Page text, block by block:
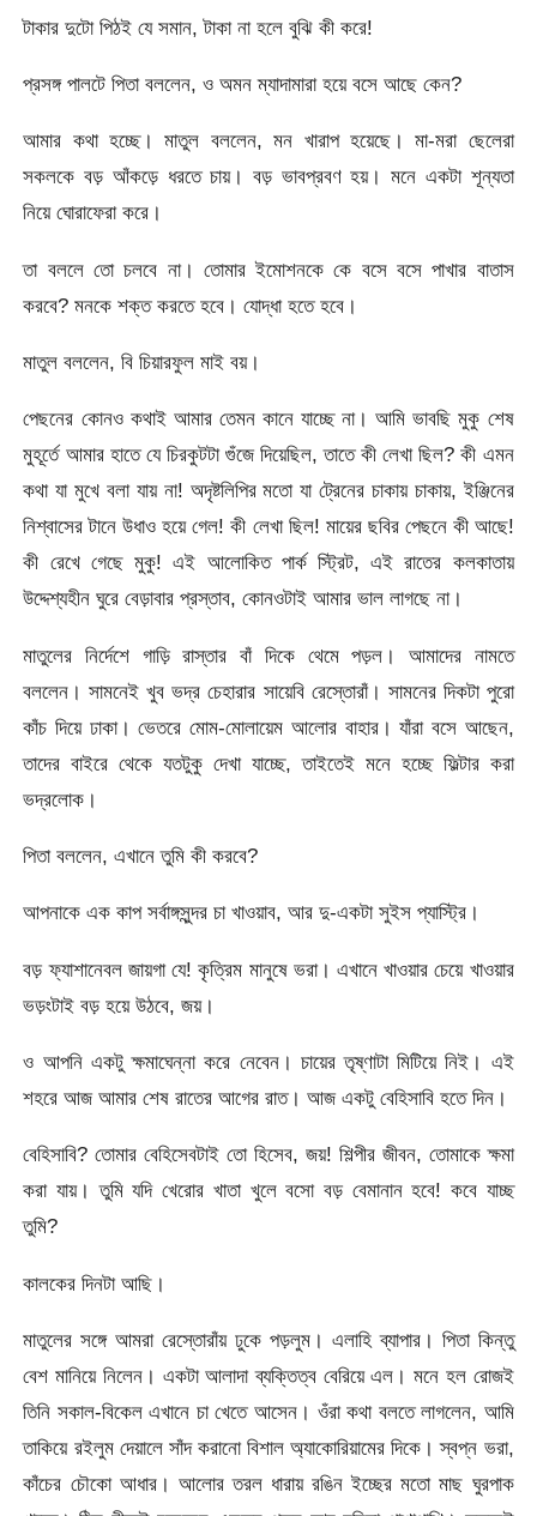
টাকার দুটো পিঠই যে সমান, টাকা না হলে বুঝি কী করে!
প্রসঙ্গ পালটে পিতা বললেন, ও অমন ম্যাদামারা হয়ে বসে আছে কেন?
আমার কথা হচ্ছে। মাতুল বললেন, মন খারাপ হয়েছে। মা-মরা ছেলেরা
সকলকে বড় আঁকড়ে ধরতে চায়। বড় ভাবপ্রবণ হয়। মনে একটা শূন্যতা
নিয়ে ঘোরাফেরা করে।
তা বললে তো চলবে না। তোমার ইমোশনকে কে বসে বসে পাখার বাতাস
করবে? মনকে শক্ত করতে হবে। যোদ্ধা হতে হবে।
মাতুল বললেন, বি চিয়ারফুল মাই বয়।
পেছনের কোনও কথাই আমার তেমন কানে যাচ্ছে না। আমি ভাবছি মুকু শেষ
মুহূর্তে আমার হাতে যে চিরকুটটা গুঁজে দিয়েছিল, তাতে কী লেখা ছিল? কী এমন
কথা যা মুখে বলা যায় না! অদৃষ্টলিপির মতো যা ট্রেনের চাকায় চাকায়, ইঞ্জিনের
নিশ্বাসের টানে উধাও হয়ে গেল! কী লেখা ছিল! মায়ের ছবির পেছনে কী আছে!
কী রেখে গেছে মুকু! এই আলোকিত পার্ক স্ট্রিট, এই রাতের কলকাতায়
উদ্দেশ্যহীন ঘুরে বেড়াবার প্রস্তাব, কোনওটাই আমার ভাল লাগছে না।
মাতুলের নির্দেশে গাড়ি রাস্তার বাঁ দিকে থেমে পড়ল। আমাদের নামতে
বললেন। সামনেই খুব ভদ্র চেহারার সায়েবি রেস্তোরাঁ। সামনের দিকটা পুরো
কাঁচ দিয়ে ঢাকা। ভেতরে মোম-মোলায়েম আলোর বাহার। যাঁরা বসে আছেন,
তাদের বাইরে থেকে যতটুকু দেখা যাচ্ছে, তাইতেই মনে হচ্ছে ফিল্টার করা
ভদ্রলোক।
পিতা বললেন, এখানে তুমি কী করবে?
আপনাকে এক কাপ সর্বাঙ্গসুন্দর চা খাওয়াব, আর দু-একটা সুইস প্যাস্ট্রি।
বড় ফ্যাশানেবল জায়গা যে! কৃত্রিম মানুষে ভরা। এখানে খাওয়ার চেয়ে খাওয়ার
ভড়ংটাই বড় হয়ে উঠবে, জয়।
ও আপনি একটু ক্ষমাঘেন্না করে নেবেন। চায়ের তৃষ্ণাটা মিটিয়ে নিই। এই
শহরে আজ আমার শেষ রাতের আগের রাত। আজ একটু বেহিসাবি হতে দিন।
বেহিসাবি? তোমার বেহিসেবটাই তো হিসেব, জয়! শিল্পীর জীবন, তোমাকে ক্ষমা
করা যায়। তুমি যদি খেরোর খাতা খুলে বসো বড় বেমানান হবে! কবে যাচ্ছ
তুমি?
কালকের দিনটা আছি।
মাতুলের সঙ্গে আমরা রেস্তোরাঁয় ঢুকে পড়লুম। এলাহি ব্যাপার। পিতা কিন্তু
বেশ মানিয়ে নিলেন। একটা আলাদা ব্যক্তিত্ব বেরিয়ে এল। মনে হল রোজই
তিনি সকাল-বিকেল এখানে চা খেতে আসেন। ওঁরা কথা বলতে লাগলেন, আমি
তাকিয়ে রইলুম দেয়ালে সাঁদ করানো বিশাল অ্যাকোরিয়ামের দিকে। স্বপ্ন ভরা,
কাঁচের চৌকো আধার। আলোর তরল ধারায় রঙিন ইচ্ছের মতো মাছ ঘুরপাক